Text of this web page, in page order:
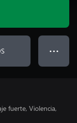
● ● ●
fuerte, Violencia,